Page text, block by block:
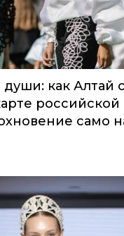
как Алтай
само